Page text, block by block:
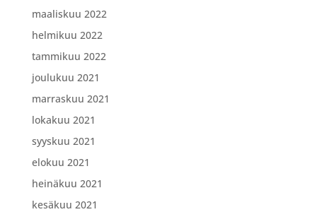
maaliskuu 2022
helmikuu 2022
tammikuu 2022
joulukuu 2021
marraskuu 2021
lokakuu 2021
syyskuu 2021
elokuu 2021
heinäkuu 2021
kesäkuu 2021